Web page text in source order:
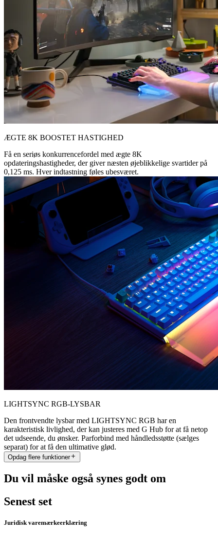
ÆGTE 8K BOOSTET HASTIGHED
Få en seriøs konkurrencefordel med ægte 8K
opdateringshastigheder, der giver næsten øjeblikkelige svartider på
0,125 ms. Hver indtastning føles ubesværet.
LIGHTSYNC RGB-LYSBAR
Den frontvendte lysbar med LIGHTSYNC RGB har en
karakteristisk livlighed, der kan justeres med G Hub for at få netop
det udseende, du ønsker. Parforbind med håndledsstøtte (sælges
separat) for at få den ultimative glød.
Opdag flere funktioner
Du vil måske også synes godt om
Senest set
Juridisk varemærkeerklæring